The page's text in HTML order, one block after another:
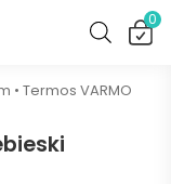
0
• Termos VARMO